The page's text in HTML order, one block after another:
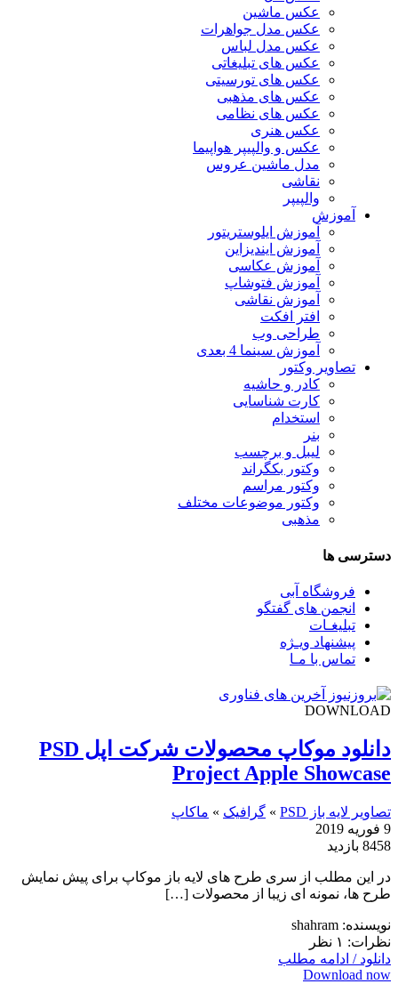
عکس ماشین
عکس مدل جواهرات
عکس مدل لباس
عکس های تبلیغاتی
عکس های تورسیتی
عکس های مذهبی
عکس های نظامی
عکس هنری
عکس و والپیپر هواپیما
مدل ماشین عروس
نقاشی
والپیپر
آموزش
آموزش ایلوستریتور
آموزش ایندیزاین
آموزش عکاسی
آموزش فتوشاپ
آموزش نقاشی
افتر افکت
طراحی وب
آموزش سینما 4 بعدی
تصاویر وکتور
کادر و حاشیه
کارت شناسایی
استخدام
بنر
لیبل و برچسب
وکتور بکگراند
وکتور مراسم
وکتور موضوعات مختلف
مذهبی
دسترسی ها
فروشگاه آبی
انجمن های گفتگو
تبلیغـات
پیشنهاد ویـژه
تماس با مـا
DOWNLOAD
دانلود موکاپ محصولات شرکت اپل PSD
Project Apple Showcase
تصاویر لایه باز PSD » گرافیک » ماکاپ
9 فوریه 2019
8458 بازدید
در این مطلب از سری طرح های لایه باز موکاپ برای پیش نمایش
طرح ها، نمونه ای زیبا از محصولات […]
نویسنده: shahram
نظرات: ۱ نظر
دانلود / ادامه مطلب
Download now